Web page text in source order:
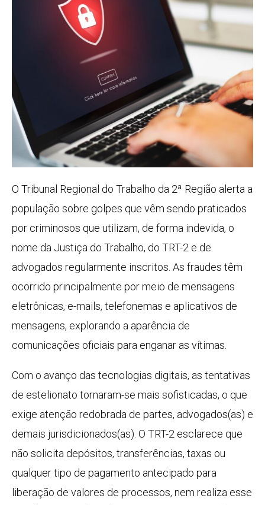
O Tribunal Regional do Trabalho da 2ª Região alerta a
população sobre golpes que vêm sendo praticados
por criminosos que utilizam, de forma indevida, o
nome da Justiça do Trabalho, do TRT-2 e de
advogados regularmente inscritos. As fraudes têm
ocorrido principalmente por meio de mensagens
eletrônicas, e-mails, telefonemas e aplicativos de
mensagens, explorando a aparência de
comunicações oficiais para enganar as vítimas.
Com o avanço das tecnologias digitais, as tentativas
de estelionato tornaram-se mais sofisticadas, o que
exige atenção redobrada de partes, advogados(as) e
demais jurisdicionados(as). O TRT-2 esclarece que
não solicita depósitos, transferências, taxas ou
qualquer tipo de pagamento antecipado para
liberação de valores de processos, nem realiza esse